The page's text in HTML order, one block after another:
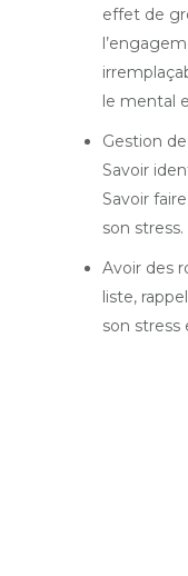
effet de
le mental
Gestion
Savoir
Savoir
son stress.
Avoir des
liste,
son stress